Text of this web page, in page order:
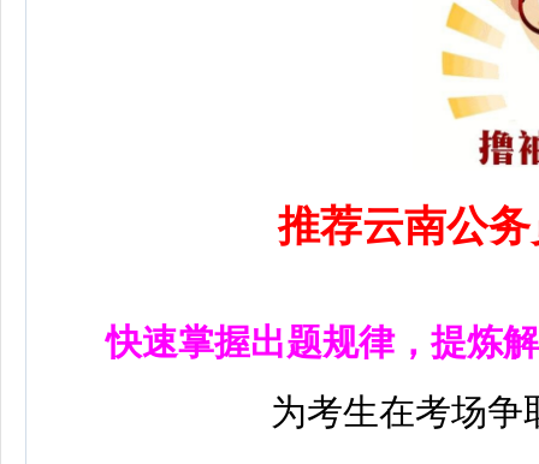
推荐云南公
快速掌握出题规律，提炼
为考生在考场争